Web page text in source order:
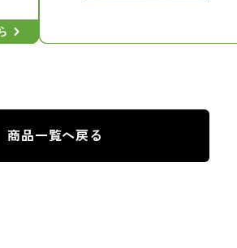
商品一覧へ戻る